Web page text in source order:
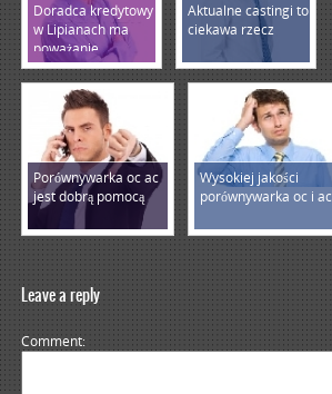
Doradca kredytowy
w Lipianach ma
poważanie
Aktualne castingi to
ciekawa rzecz
Porównywarka oc ac
jest dobrą pomocą
Wysokiej jakości
porównywarka oc i ac
Leave a reply
Comment